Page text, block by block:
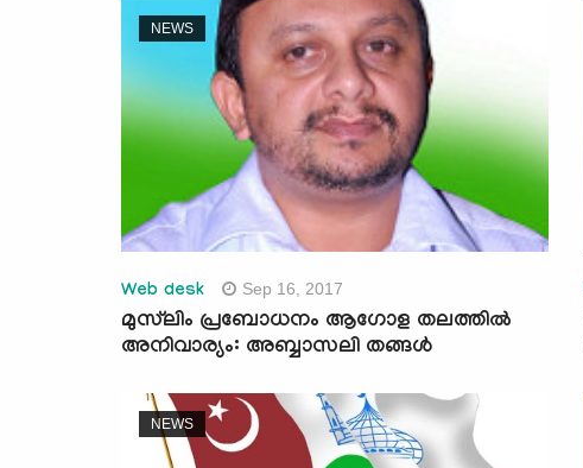
NEWS
Web desk Sep 16, 2017
മുസ്‌ലിം പ്രബോധനം ആഗോള തലത്തില്‍
അനിവാര്യം: അബ്ബാസലി തങ്ങള്‍
NEWS